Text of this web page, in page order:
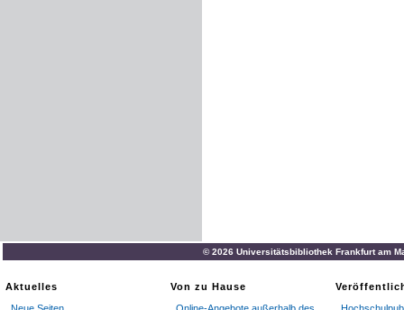
© 2026 Universitätsbibliothek Frankfurt am
Aktuelles
Von zu Hause